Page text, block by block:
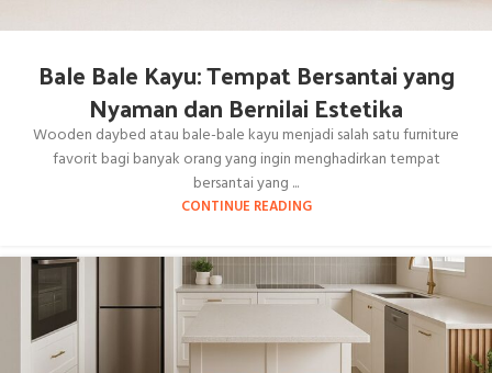
Bale Bale Kayu: Tempat Bersantai yang
Nyaman dan Bernilai Estetika
Wooden daybed atau bale-bale kayu menjadi salah satu furniture
favorit bagi banyak orang yang ingin menghadirkan tempat
bersantai yang ...
CONTINUE READING